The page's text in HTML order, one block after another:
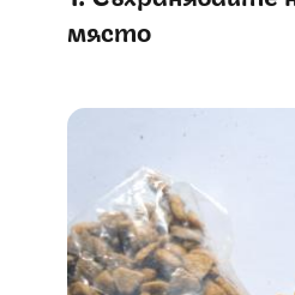
място